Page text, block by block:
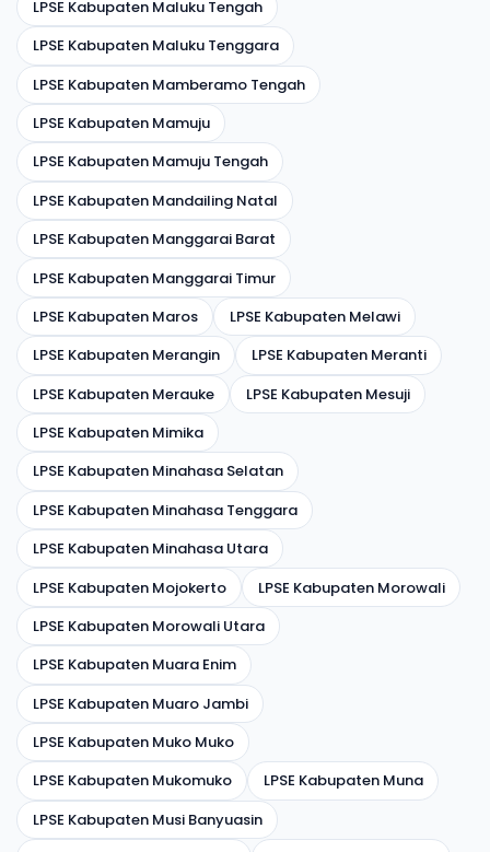
LPSE Kabupaten Maluku Tengah
LPSE Kabupaten Maluku Tenggara
LPSE Kabupaten Mamberamo Tengah
LPSE Kabupaten Mamuju
LPSE Kabupaten Mamuju Tengah
LPSE Kabupaten Mandailing Natal
LPSE Kabupaten Manggarai Barat
LPSE Kabupaten Manggarai Timur
LPSE Kabupaten Maros
LPSE Kabupaten Melawi
LPSE Kabupaten Merangin
LPSE Kabupaten Meranti
LPSE Kabupaten Merauke
LPSE Kabupaten Mesuji
LPSE Kabupaten Mimika
LPSE Kabupaten Minahasa Selatan
LPSE Kabupaten Minahasa Tenggara
LPSE Kabupaten Minahasa Utara
LPSE Kabupaten Mojokerto
LPSE Kabupaten Morowali
LPSE Kabupaten Morowali Utara
LPSE Kabupaten Muara Enim
LPSE Kabupaten Muaro Jambi
LPSE Kabupaten Muko Muko
LPSE Kabupaten Mukomuko
LPSE Kabupaten Muna
LPSE Kabupaten Musi Banyuasin